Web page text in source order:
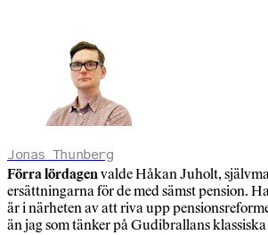
Jonas Thunberg
Förra lördagenvalde Håkan Juholt,
ersättningarna för de med sämst pension.
är i närheten av att riva upp
än jag som tänker på Gudibrallans